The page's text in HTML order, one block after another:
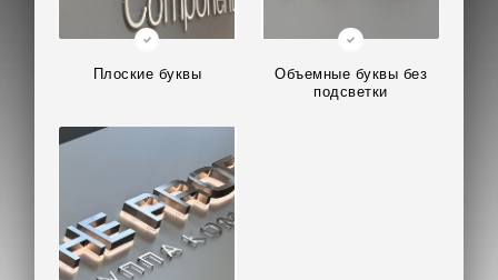
Плоские буквы
Объемные буквы без
подсветки